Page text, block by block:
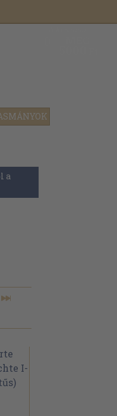
a